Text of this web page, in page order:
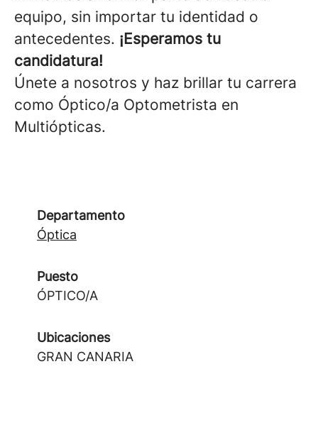
equipo, sin importar tu identidad o
antecedentes. ¡Esperamos tu
candidatura!
Únete a nosotros y haz brillar tu carrera
como Óptico/a Optometrista en
Multiópticas.
Departamento
Óptica
Puesto
ÓPTICO/A
Ubicaciones
GRAN CANARIA